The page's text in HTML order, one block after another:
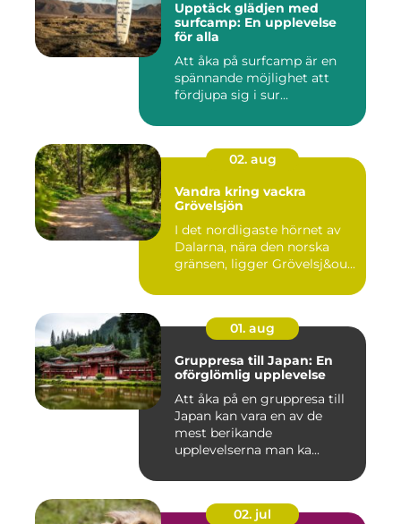
Upptäck glädjen med
surfcamp: En upplevelse
för alla
Att åka på surfcamp är en
spännande möjlighet att
fördjupa sig i sur...
02. aug
Vandra kring vackra
Grövelsjön
I det nordligaste hörnet av
Dalarna, nära den norska
gränsen, ligger Grövelsj&ou...
01. aug
Gruppresa till Japan: En
oförglömlig upplevelse
Att åka på en gruppresa till
Japan kan vara en av de
mest berikande
upplevelserna man ka...
02. jul